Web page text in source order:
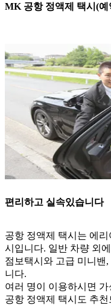
MK 공항 정액제 택시(예
편리하고 실속있습니다
공항 정액제 택시는 에
시입니다. 일반 차량 외
점보택시와 고급 미니밴
니다.
여러 명이 이용하시면
공항 정액제 택시도 추